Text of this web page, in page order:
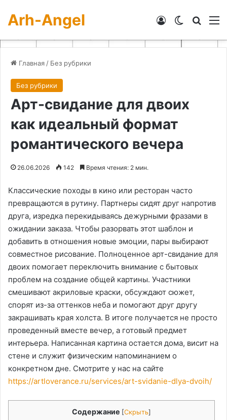
Arh-Angel Switch skin
Войти
Главная / Без рубрики
Без рубрики
Арт-свидание для двоих
как идеальный формат
романтического вечера
26.06.2026 142 Время чтения: 2 мин.
Классические походы в кино или ресторан часто
превращаются в рутину․ Партнеры сидят друг напротив
друга, изредка перекидываясь дежурными фразами в
ожидании заказа․ Чтобы разорвать этот шаблон и
добавить в отношения новые эмоции, пары выбирают
совместное рисование․ Полноценное арт-свидание для
двоих помогает переключить внимание с бытовых
проблем на создание общей картины․ Участники
смешивают акриловые краски, обсуждают сюжет,
спорят из-за оттенков неба и помогают друг другу
закрашивать края холста․ В итоге получается не просто
проведенный вместе вечер, а готовый предмет
интерьера․ Написанная картина остается дома, висит на
стене и служит физическим напоминанием о
конкретном дне․ Смотрите у нас на сайте
https://artloverance.ru/services/art-svidanie-dlya-dvoih/
Содержание [Скрыть]